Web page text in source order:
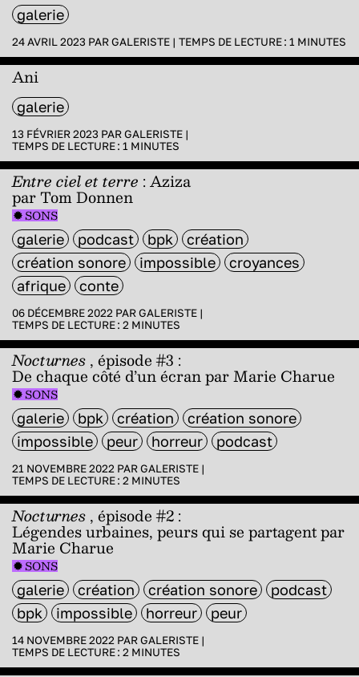
galerie
24 AVRIL 2023 PARGALERISTE | TEMPS DE LECTURE : 1 MINUTES
Ani
galerie
13 FÉVRIER 2023 PARGALERISTE |
TEMPS DE LECTURE : 1 MINUTES
Entre ciel et terre : Aziza
par Tom Donnen
SONS
galerie podcast bpk
création
création sonore
impossible
croyances
afrique
conte
06 DÉCEMBRE 2022 PARGALERISTE |
TEMPS DE LECTURE : 2 MINUTES
Nocturnes, épisode #3 :
De chaque côté d’un écran par Marie Charue
SONS
galerie bpk création
création sonore
impossible
peur horreur podcast
21 NOVEMBRE 2022 PARGALERISTE |
TEMPS DE LECTURE : 2 MINUTES
Nocturnes, épisode #2 :
Légendes urbaines, peurs qui se partagent par
Marie Charue
SONS
galerie création création sonore
podcast
bpk
impossible horreur peur
14 NOVEMBRE 2022 PARGALERISTE |
TEMPS DE LECTURE : 2 MINUTES